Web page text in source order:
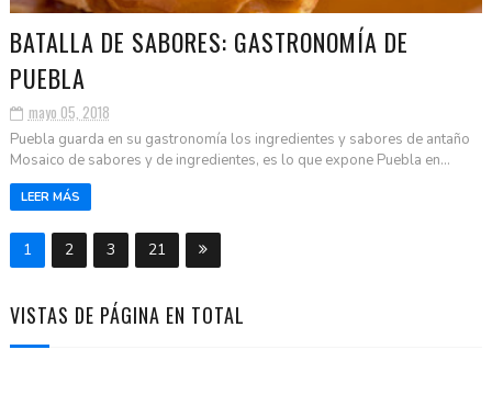
BATALLA DE SABORES: GASTRONOMÍA DE
PUEBLA
mayo 05, 2018
Puebla guarda en su gastronomía los ingredientes y sabores de antaño
Mosaico de sabores y de ingredientes, es lo que expone Puebla en...
LEER MÁS
1 2 3 21
VISTAS DE PÁGINA EN TOTAL